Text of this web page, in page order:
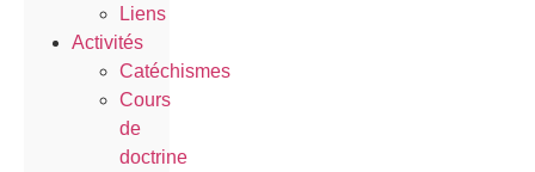
Liens
Activités
Catéchismes
Cours
de
doctrine